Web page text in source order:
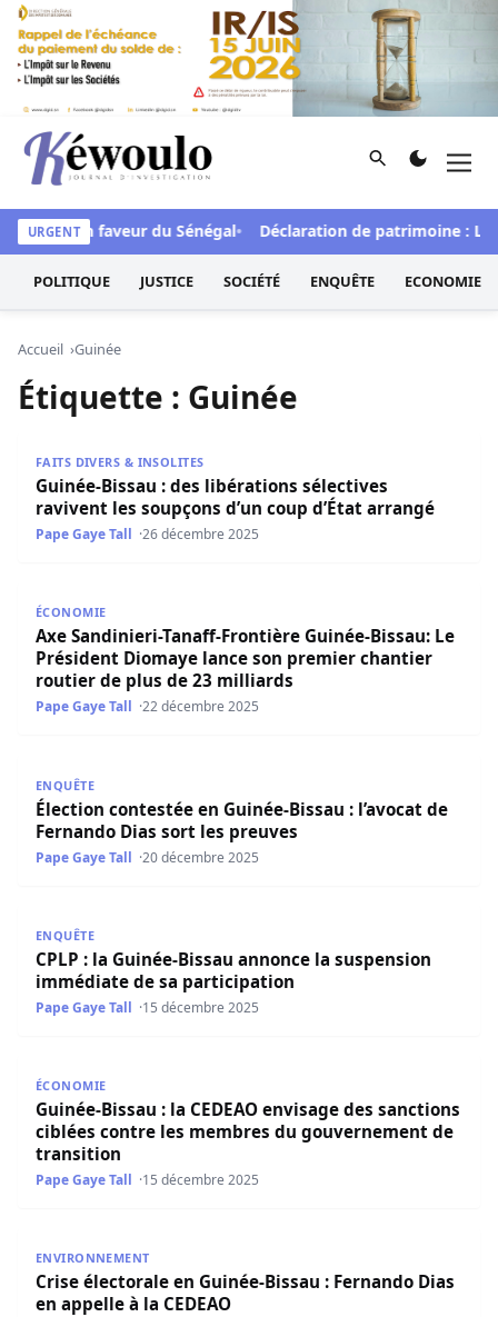
Aller au contenu
Kéwoulo, le premier site d'information et d'investigation
Rechercher
URGENT
FCFA en faveur du Sénégal Déclaration de patrimoine :
POLITIQUE JUSTICE SOCIÉTÉ ENQUÊTE ECONOMIE
Accueil Guinée
Étiquette : Guinée
FAITS DIVERS & INSOLITES
Guinée-Bissau : des libérations sélectives
ravivent les soupçons d’un coup d’État arrangé
Pape Gaye Tall 26 décembre 2025
ÉCONOMIE
Axe Sandinieri-Tanaff-Frontière Guinée-Bissau: Le
Président Diomaye lance son premier chantier
routier de plus de 23 milliards
Pape Gaye Tall 22 décembre 2025
ENQUÊTE
Élection contestée en Guinée-Bissau : l’avocat de
Fernando Dias sort les preuves
Pape Gaye Tall 20 décembre 2025
ENQUÊTE
CPLP : la Guinée-Bissau annonce la suspension
immédiate de sa participation
Pape Gaye Tall 15 décembre 2025
ÉCONOMIE
Guinée-Bissau : la CEDEAO envisage des sanctions
ciblées contre les membres du gouvernement de
transition
Pape Gaye Tall 15 décembre 2025
ENVIRONNEMENT
Crise électorale en Guinée-Bissau : Fernando Dias
en appelle à la CEDEAO